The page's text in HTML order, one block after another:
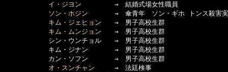
イ・ジヨン →　結婚式場女性職員
ソン・ホジン →　傘青年　ソン・ギホ トンス殺害実
キム・ジェヒョン →　男子高校生群
キム・ムンジョン →　男子高校生群
      　　　シン・ウンチョル　　→　男子高校生群
      　　　キム・ジナン　　　　→　男子高校生群
      　　　カン・ソフン　　　　→　男子高校生群
オ・スンチャン →　法廷検事